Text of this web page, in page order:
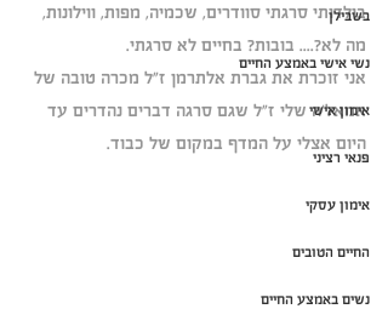
בשבילן
נשי אישי באמצע החיים
אימון אישי
פנאי רציני
אימון עסקי
החיים הטובים
נשים באמצע החיים
בילדותי סרגתי סוודרים, שכמיה, מפות, ווילונות,
מה לא?.... בובות? בחיים לא סרגתי.
אני זוכרת את גברת אלתרמן ז"ל מכרה טובה של
אמאל'ה שלי ז"ל שגם סרגה דברים נהדרים עד
היום אצלי על המדף במקום של כבוד.